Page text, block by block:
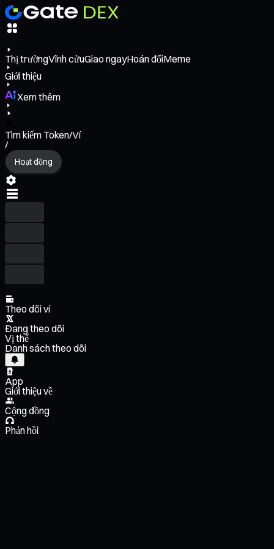
Thị trườngVĩnh cửuGiao ngayHoán đổiMeme
Giới thiệu
Xem thêm
Tìm kiếm Token/Ví
/
Hoạt động
Theo dõi ví
Đang theo dõi
Vị thế
Danh sách theo dõi
App
Giới thiệu về
Cộng đồng
Phản hồi